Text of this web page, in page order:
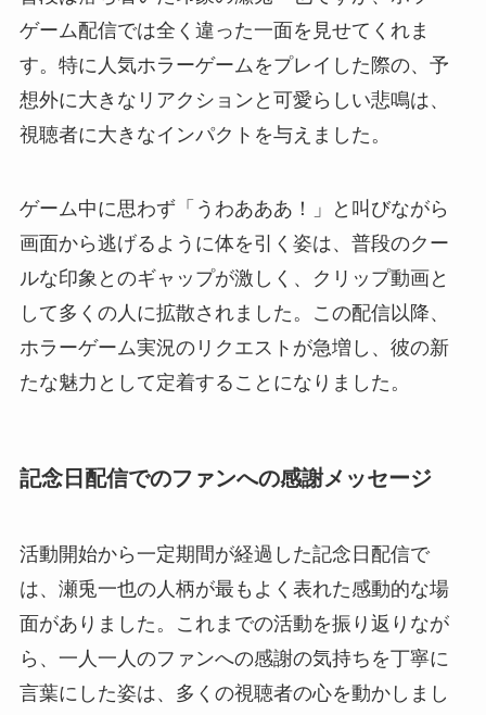
ゲーム配信では全く違った一面を見せてくれま
す。特に人気ホラーゲームをプレイした際の、予
想外に大きなリアクションと可愛らしい悲鳴は、
視聴者に大きなインパクトを与えました。
ゲーム中に思わず「うわあああ！」と叫びながら
画面から逃げるように体を引く姿は、普段のクー
ルな印象とのギャップが激しく、クリップ動画と
して多くの人に拡散されました。この配信以降、
ホラーゲーム実況のリクエストが急増し、彼の新
たな魅力として定着することになりました。
記念日配信でのファンへの感謝メッセージ
活動開始から一定期間が経過した記念日配信で
は、瀬兎一也の人柄が最もよく表れた感動的な場
面がありました。これまでの活動を振り返りなが
ら、一人一人のファンへの感謝の気持ちを丁寧に
言葉にした姿は、多くの視聴者の心を動かしまし